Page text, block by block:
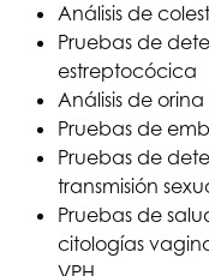
Análisis de
Pruebas de
estreptocócica
Análisis de
Pruebas de
Pruebas de
transmisión
Pruebas de
citologías